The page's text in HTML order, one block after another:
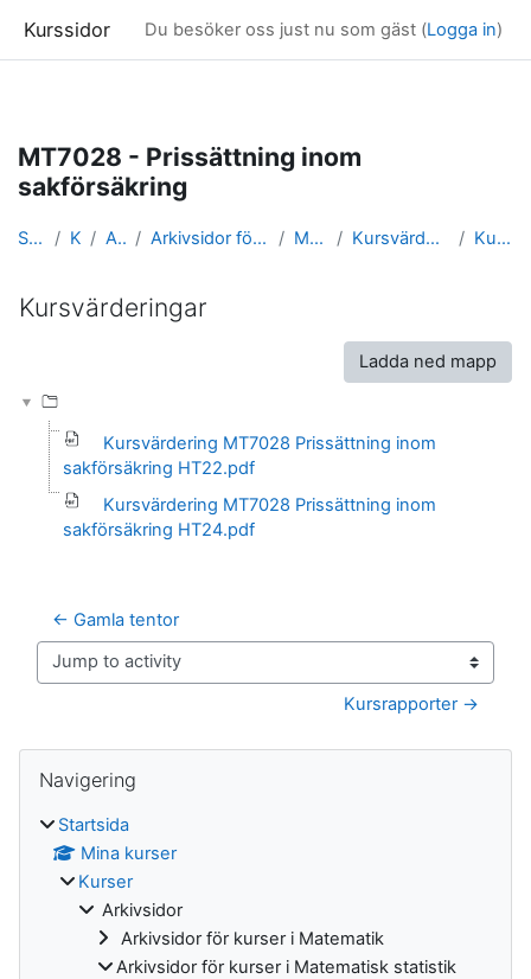
Kurssidor Du besöker oss just nu som gäst (Logga in)
MT7028 - Prissättning inom
sakförsäkring
Startsida Kurser Arkivsidor Arkivsidor för kurser i Matematisk statistik MT7028_arkiv Kursvärderingar och kursrapporter Kursvärderingar
Kursvärderingar
Ladda ned mapp
Kursvärdering MT7028 Prissättning inom
sakförsäkring HT22.pdf
Kursvärdering MT7028 Prissättning inom
sakförsäkring HT24.pdf
← Gamla tentor
Jump to activity
Kursrapporter →
Block
Navigering
Startsida
Mina kurser
Kurser
Arkivsidor
Arkivsidor för kurser i Matematik
Arkivsidor för kurser i Matematisk statistik